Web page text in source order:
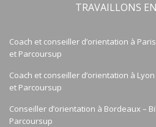
TRAVAILLONS
Coach et conseiller d’orientation à
et Parcoursup
Coach et conseiller d’orientation à
et Parcoursup
Conseiller d’orientation à Bordeaux –
Parcoursup